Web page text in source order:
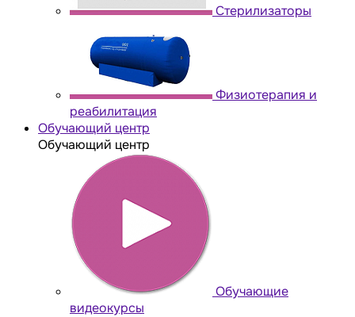
Стерилизаторы
Физиотерапия и
реабилитация
Обучающий центр
Обучающий центр
Обучающие
видеокурсы